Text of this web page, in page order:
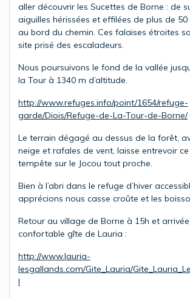
aller découvrir les Sucettes de Borne : de
aiguilles hérissées et effilées de plus de
au bord du chemin. Ces falaises étroites
site prisé des escaladeurs.
Nous poursuivons le fond de la vallée
la Tour à 1340 m d’altitude.
http://www.refuges.info/point/1654/refuge-
garde/Diois/Refuge-de-La-Tour-de-Borne/
Le terrain dégagé au dessus de la forêt,
neige et rafales de vent, laisse entrevoir
tempête sur le Jocou tout proche.
Bien à l’abri dans le refuge d’hiver
apprécions nous casse croûte et les
Retour au village de Borne à 15h et
confortable gîte de Lauria :
http://www.lauria-
lesgallands.com/Gite_Lauria/
l